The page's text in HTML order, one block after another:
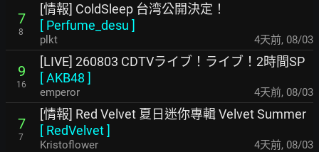
7
8
[情報] ColdSleep 台湾公開決定！
[ Perfume_desu ]
plkt 4天前, 08/03
9
16
[LIVE] 260803 CDTVライブ！ライブ！2時間SP
[AKB48 ]
emperor 4天前, 08/03
7
7
[情報] Red Velvet 夏日迷你專輯 Velvet Summer
[ RedVelvet]
Kristoflower 4天前, 08/03